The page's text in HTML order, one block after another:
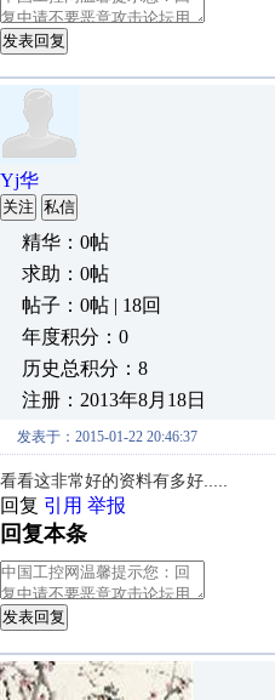
发表回复
Yj华
关注 私信
精华：0帖
求助：0帖
帖子：0帖 | 18回
年度积分：0
历史总积分：8
注册：2013年8月18日
发表于：2015-01-22 20:46:37
看看这非常好的资料有多好.....
回复 引用 举报
回复本条
发表回复